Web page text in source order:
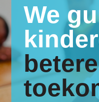
We
betere